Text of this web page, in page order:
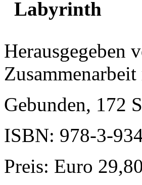
Herausgegeben
Gebunden, 172
ISBN: 978-3-
Preis: Euro 29,80